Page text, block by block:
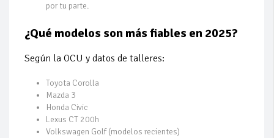
por tu parte.
¿Qué modelos son más fiables en 2025?
Según la OCU y datos de talleres:
Toyota Corolla
Mazda 3
Honda Civic
Lexus CT 200h
Volkswagen Golf (modelos recientes)